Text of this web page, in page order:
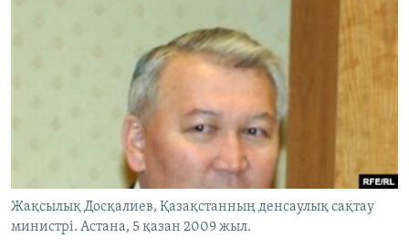
Басқа тілдерде
Жақсылық Досқалиев, Қазақстанның денсаулық сақтау
министрі. Астана, 5 қазан 2009 жыл.